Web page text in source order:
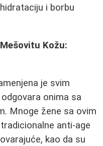
i borbu
Kožu:
je svim
onima sa
Mnoge žene sa ovim
anti-age
kao da su